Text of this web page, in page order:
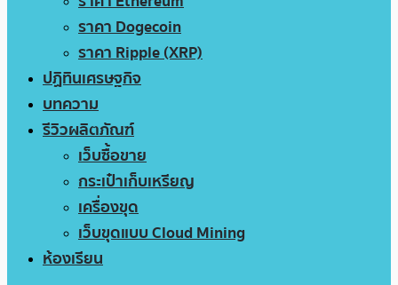
ราคา Dogecoin
ราคา Ripple (XRP)
ปฏิทินเศรษฐกิจ
บทความ
รีวิวผลิตภัณฑ์
เว็บซื้อขาย
กระเป๋าเก็บเหรียญ
เครื่องขุด
เว็บขุดแบบ Cloud Mining
ห้องเรียน